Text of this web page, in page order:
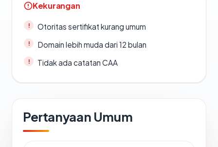
Kekurangan
Otoritas sertifikat kurang umum
Domain lebih muda dari 12 bulan
Tidak ada catatan CAA
Pertanyaan Umum